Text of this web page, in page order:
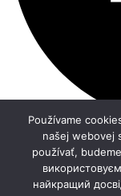
Používame
našej webovej
používať,
найкращий